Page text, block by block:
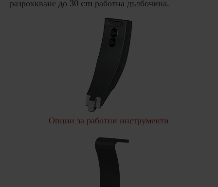
разрохкване до 30 cm работна дълбочина.
Опции за работни инструменти